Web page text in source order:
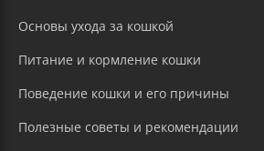
Основы ухода за кошкой
Питание и кормление кошки
Поведение кошки и его причины
Полезные советы и рекомендации